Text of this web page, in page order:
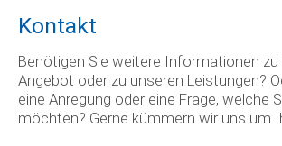
Kontakt
Benötigen Sie weitere Informationen
Angebot oder zu unseren Leistungen?
eine Anregung oder eine Frage, welche
möchten? Gerne kümmern wir uns um